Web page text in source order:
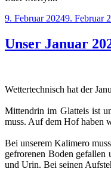
Veröffentlicht
9. Februar 20249. Februar
Unser Januar
Wettertechnisch hat der
Mittendrin im Glatteis ist
muss. Auf dem Hof haben
Bei unserem Kalimero
gefrorenen Boden
und Urin. Bei seinen